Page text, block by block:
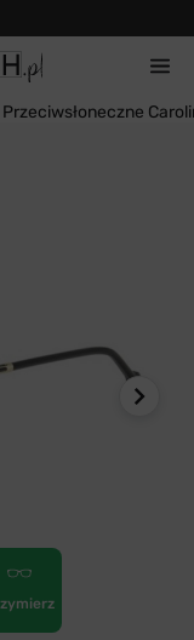
Przeciwsłoneczne